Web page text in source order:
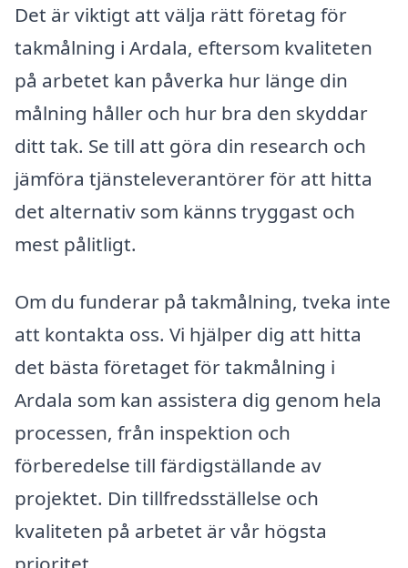
Det är viktigt att välja rätt företag för
takmålning i Ardala, eftersom kvaliteten
på arbetet kan påverka hur länge din
målning håller och hur bra den skyddar
ditt tak. Se till att göra din research och
jämföra tjänsteleverantörer för att hitta
det alternativ som känns tryggast och
mest pålitligt.
Om du funderar på takmålning, tveka inte
att kontakta oss. Vi hjälper dig att hitta
det bästa företaget för takmålning i
Ardala som kan assistera dig genom hela
processen, från inspektion och
förberedelse till färdigställande av
projektet. Din tillfredsställelse och
kvaliteten på arbetet är vår högsta